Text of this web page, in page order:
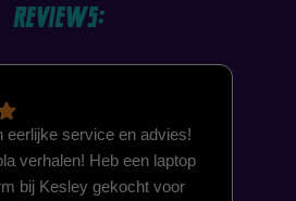
Reviews:
eerlijke service en advies!
verhalen! Heb een laptop
bij Kesley gekocht voor